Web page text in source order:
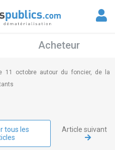
Acheteur
11 octobre autour du foncier, de la
tous les
Article suivant